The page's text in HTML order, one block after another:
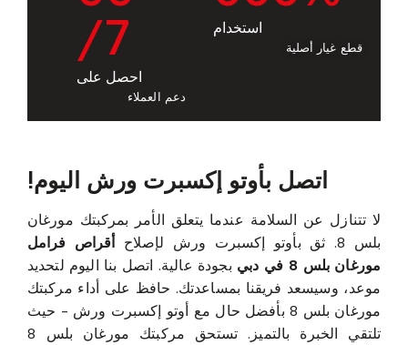
استخدام
قطع غيار أصلية /7
احصل على
دعم العملاء
اتصل بأوتو إكسبرت ورش اليوم!
لا تتنازل عن السلامة عندما يتعلق الأمر بمركبتك مورغان
بلس 8. ثق بأوتو إكسبرت ورش لإصلاح
أقراص فرامل
مورغان بلس 8 في دبي
بجودة عالية. اتصل بنا اليوم لتحديد
موعد، وسيسعد فريقنا بمساعدتك. حافظ على أداء مركبتك
مورغان بلس 8 بأفضل حال مع أوتو إكسبرت ورش - حيث
تلتقي الخبرة بالتميز. تستحق مركبتك مورغان بلس 8